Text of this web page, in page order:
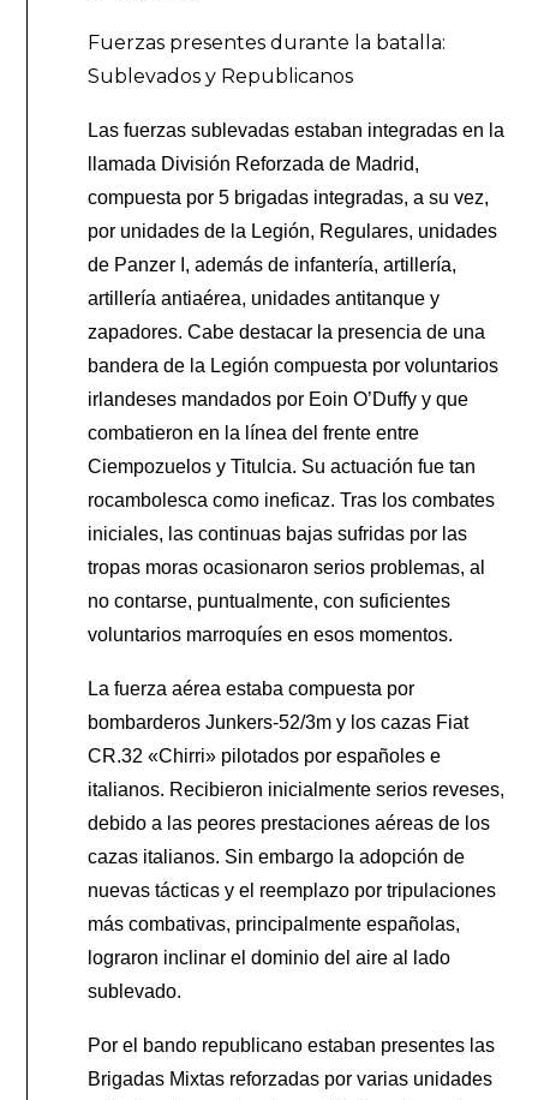
Fuerzas presentes durante la batalla:
Sublevados y Republicanos
Las fuerzas sublevadas estaban integradas en la
llamada División Reforzada de Madrid,
compuesta por 5 brigadas integradas, a su vez,
por unidades de la Legión, Regulares, unidades
de Panzer I, además de infantería, artillería,
artillería antiaérea, unidades antitanque y
zapadores. Cabe destacar la presencia de una
bandera de la Legión compuesta por voluntarios
irlandeses mandados por Eoin O’Duffy y que
combatieron en la línea del frente entre
Ciempozuelos y Titulcia. Su actuación fue tan
rocambolesca como ineficaz. Tras los combates
iniciales, las continuas bajas sufridas por las
tropas moras ocasionaron serios problemas, al
no contarse, puntualmente, con suficientes
voluntarios marroquíes en esos momentos.
La fuerza aérea estaba compuesta por
bombarderos Junkers-52/3m y los cazas Fiat
CR.32 «Chirri» pilotados por españoles e
italianos. Recibieron inicialmente serios reveses,
debido a las peores prestaciones aéreas de los
cazas italianos. Sin embargo la adopción de
nuevas tácticas y el reemplazo por tripulaciones
más combativas, principalmente españolas,
lograron inclinar el dominio del aire al lado
sublevado.
Por el bando republicano estaban presentes las
Brigadas Mixtas reforzadas por varias unidades